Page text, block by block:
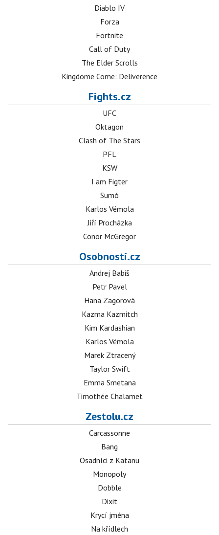
Diablo IV
Forza
Fortnite
Call of Duty
The Elder Scrolls
Kingdome Come: Deliverence
Fights.cz
UFC
Oktagon
Clash of The Stars
PFL
KSW
I am Figter
Sumó
Karlos Vémola
Jiří Procházka
Conor McGregor
Osobnosti.cz
Andrej Babiš
Petr Pavel
Hana Zagorová
Kazma Kazmitch
Kim Kardashian
Karlos Vémola
Marek Ztracený
Taylor Swift
Emma Smetana
Timothée Chalamet
Zestolu.cz
Carcassonne
Bang
Osadníci z Katanu
Monopoly
Dobble
Dixit
Krycí jména
Na křídlech